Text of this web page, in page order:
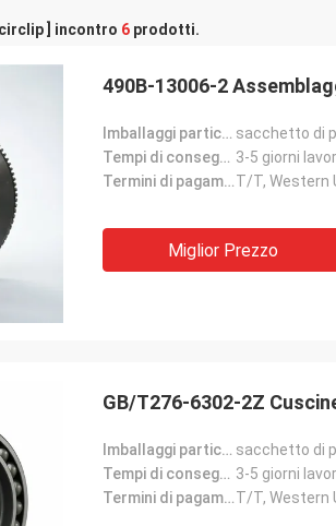
] incontro 6 prodotti.
490B-13006-2
Imballaggi particolari: sacchetto di
Tempi di consegna: 3-5 giorni
Termini di pagamento:T/T, Western
Miglior Prezzo
GB/T276-6302-2Z
Imballaggi particolari: sacchetto di
Tempi di consegna: 3-5 giorni
Termini di pagamento:T/T, Western